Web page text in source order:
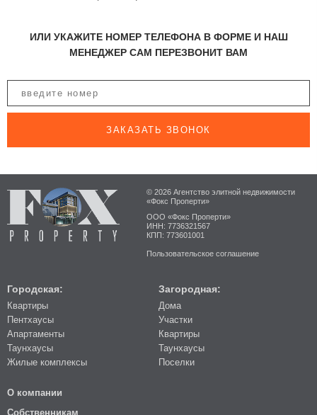
ИЛИ УКАЖИТЕ НОМЕР ТЕЛЕФОНА В ФОРМЕ И НАШ
МЕНЕДЖЕР САМ ПЕРЕЗВОНИТ ВАМ
ЗАКАЗАТЬ ЗВОНОК
© 2026 Агентство элитной недвижимости
«Фокс Проперти»
ООО «Фокс Проперти»
ИНН: 7736321567
КПП: 773601001
Пользовательское соглашение
Городская:
Квартиры
Пентхаусы
Апартаменты
Таунхаусы
Жилые комплексы
Загородная:
Дома
Участки
Квартиры
Таунхаусы
Поселки
О компании
Собственникам